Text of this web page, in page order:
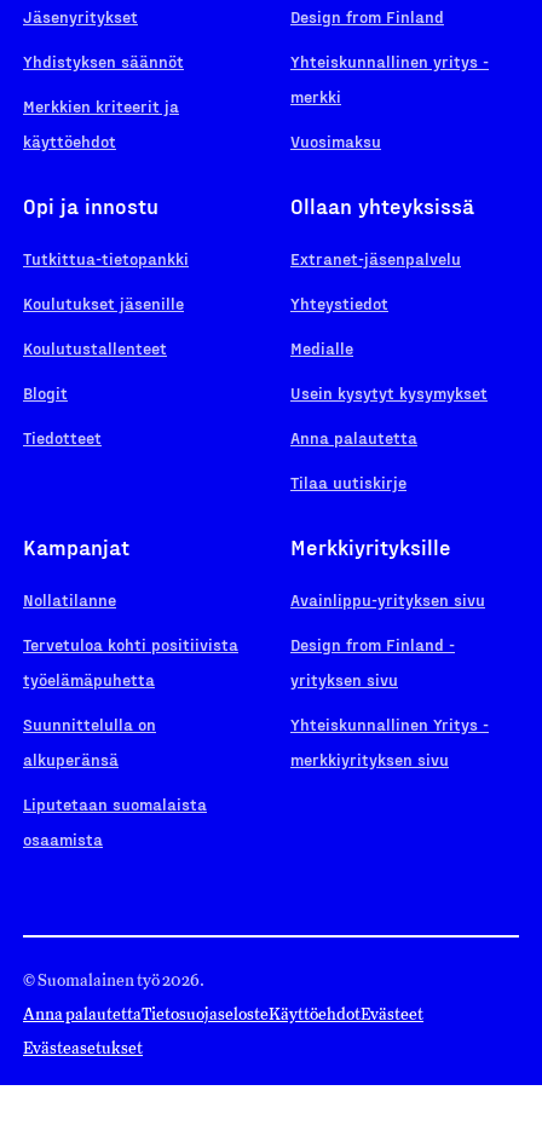
Jäsenyritykset
Yhdistyksen säännöt
Merkkien kriteerit ja
käyttöehdot
Design from Finland
Yhteiskunnallinen yritys -
merkki
Vuosimaksu
Opi ja innostu
Tutkittua-tietopankki
Koulutukset jäsenille
Koulutustallenteet
Blogit
Tiedotteet
Ollaan yhteyksissä
Extranet-jäsenpalvelu
Yhteystiedot
Medialle
Usein kysytyt kysymykset
Anna palautetta
Tilaa uutiskirje
Kampanjat
Nollatilanne
Tervetuloa kohti positiivista
työelämäpuhetta
Suunnittelulla on
alkuperänsä
Liputetaan suomalaista
osaamista
Merkkiyrityksille
Avainlippu-yrityksen sivu
Design from Finland -
yrityksen sivu
Yhteiskunnallinen Yritys -
merkkiyrityksen sivu
© Suomalainen työ 2026.
Anna palautettaTietosuojaselosteKäyttöehdotEvästeet
Evästeasetukset